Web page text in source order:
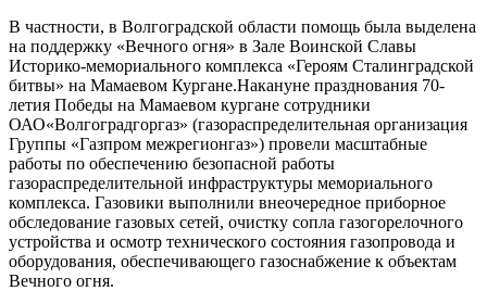
В частности, в Волгоградской области помощь была выделена
на поддержку «Вечного огня» в Зале Воинской Славы
Историко-мемориального комплекса «Героям Сталинградской
битвы» на Мамаевом Кургане.Накануне празднования 70-
летия Победы на Мамаевом кургане сотрудники
ОАО«Волгоградгоргаз» (газораспределительная организация
Группы «Газпром межрегионгаз») провели масштабные
работы по обеспечению безопасной работы
газораспределительной инфраструктуры мемориального
комплекса. Газовики выполнили внеочередное приборное
обследование газовых сетей, очистку сопла газогорелочного
устройства и осмотр технического состояния газопровода и
оборудования, обеспечивающего газоснабжение к объектам
Вечного огня.